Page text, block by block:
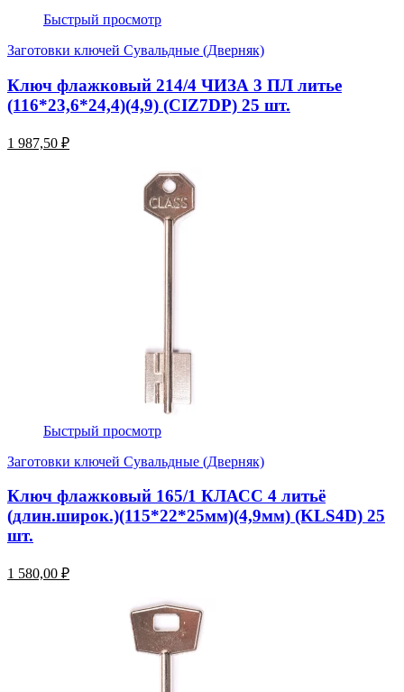
Быстрый просмотр
Заготовки ключей Сувальдные (Дверняк)
Ключ флажковый 214/4 ЧИЗА 3 ПЛ литье
(116*23,6*24,4)(4,9) (CIZ7DP) 25 шт.
1 987,50 ₽
Быстрый просмотр
Заготовки ключей Сувальдные (Дверняк)
Ключ флажковый 165/1 КЛАСС 4 литьё
(длин.широк.)(115*22*25мм)(4,9мм) (KLS4D) 25
шт.
1 580,00 ₽